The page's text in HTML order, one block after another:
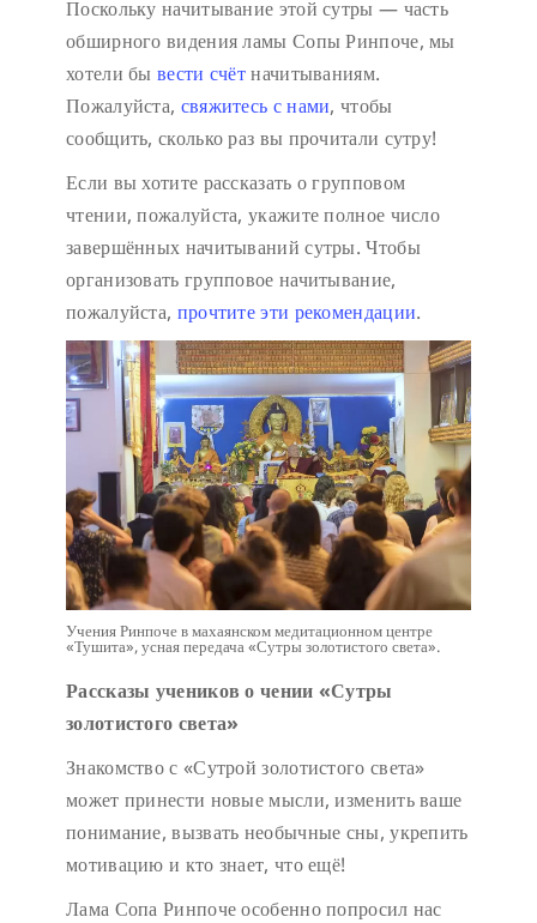
Поскольку начитывание этой сутры — часть
обширного видения ламы Сопы Ринпоче, мы
хотели бы вести счётначитываниям.
Пожалуйста, свяжитесь с нами, чтобы
сообщить, сколько раз вы прочитали сутру!
Если вы хотите рассказать о групповом
чтении, пожалуйста, укажите полное число
завершённых начитываний сутры. Чтобы
организовать групповое начитывание,
пожалуйста, прочтите эти рекомендации.
Учения Ринпоче в махаянском медитационном центре
«Тушита», усная передача «Сутры золотистого света».
Рассказы учеников о чении «Сутры
золотистого света»
Знакомство с «Сутрой золотистого света»
может принести новые мысли, изменить ваше
понимание, вызвать необычные сны, укрепить
мотивацию и кто знает, что ещё!
Лама Сопа Ринпоче особенно попросил нас